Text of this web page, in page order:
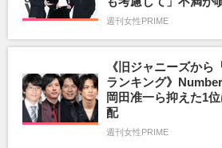
週刊女性PRIME
《旧ジャニーズから
ランキング》
岡田准一ら抑えた1
配
週刊女性PRIME